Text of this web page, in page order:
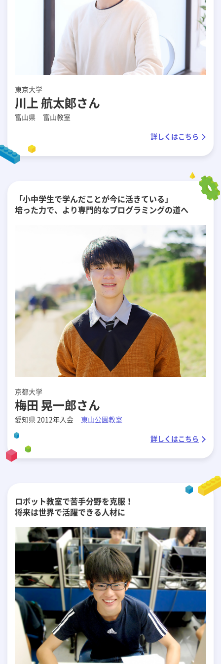
東京大学
川上 航太郞さん
富山県
富山教室
詳しくはこちら
「小中学生で学んだことが今に活きている」
培った力で、より専門的なプログラミングの道へ
京都大学
梅田 晃一郎さん
愛知県 2012年入会
東山公園教室
詳しくはこちら
ロボット教室で苦手分野を克服！
将来は世界で活躍できる人材に